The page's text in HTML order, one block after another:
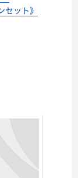
ット》